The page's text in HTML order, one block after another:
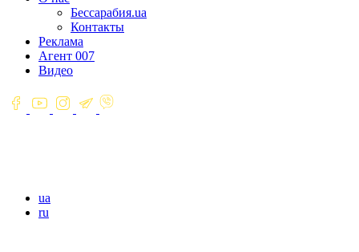
Бессарабия.ua
Контакты
Реклама
Агент 007
Видео
ua
ru